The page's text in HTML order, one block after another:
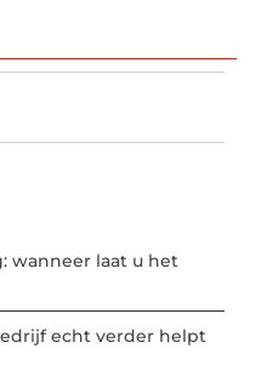
wanneer laat u het
echt verder helpt